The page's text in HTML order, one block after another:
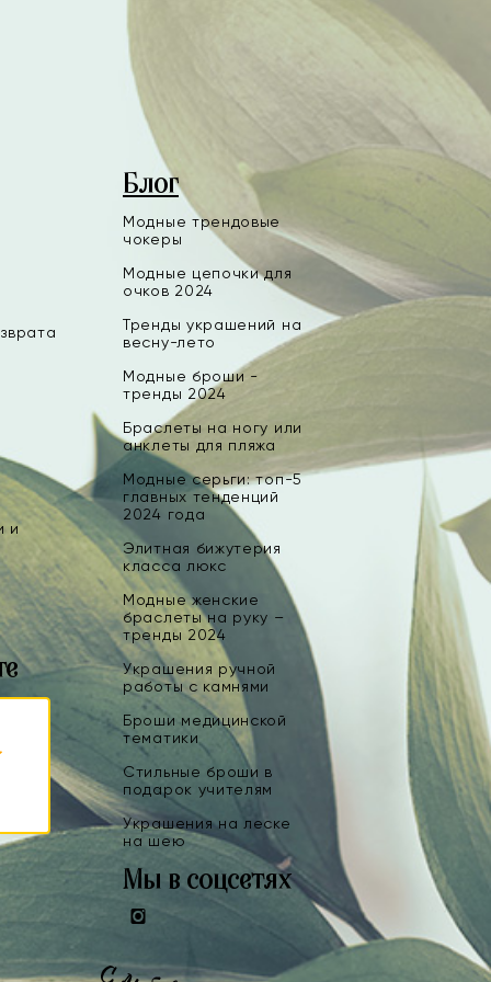
и
Блог
Модные трендовые
чокеры
Модные цепочки для
очков 2024
Тренды украшений на
весну-лето
Модные броши -
тренды 2024
Браслеты на ногу или
анклеты для пляжа
Модные серьги: топ-5
главных тенденций
2024 года
Элитная бижутерия
класса люкс
Модные женские
браслеты на руку –
тренды 2024
Украшения ручной
работы с камнями
Броши медицинской
тематики
Стильные броши в
подарок учителям
Украшения на леске
на шею
Мы в соцсетях
Instagram